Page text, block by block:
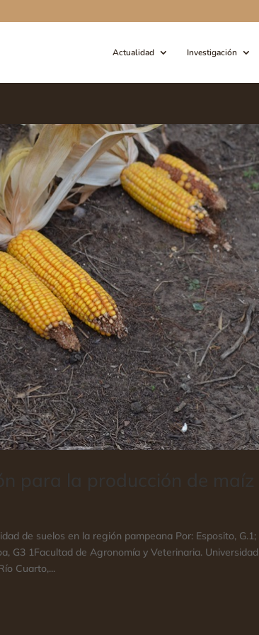
Actualidad Investigación
de suelos en la región pampeana Por: Esposito, G.1;
G3 1Facultad de Agronomía y Veterinaria. Universidad
Cuarto,...